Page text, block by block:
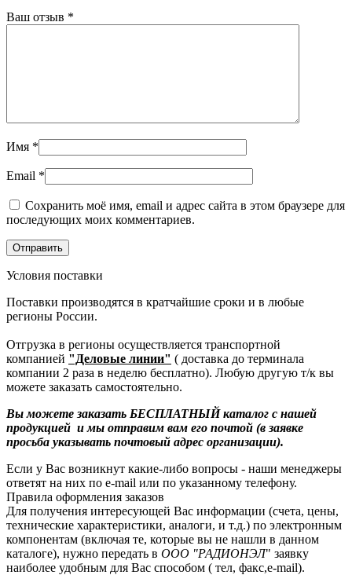
Ваш отзыв *
Имя *
Email *
Сохранить моё имя, email и адрес сайта в этом браузере для
последующих моих комментариев.
Условия поставки
Поставки производятся в кратчайшие сроки и в любые
регионы России.
Отгрузка в регионы осуществляется транспортной
компанией "Деловые линии" ( доставка до терминала
компании 2 раза в неделю бесплатно). Любую другую т/к вы
можете заказать самостоятельно.
Вы можете заказать БЕСПЛАТНЫЙ каталог с нашей
продукцией и мы отправим вам его почтой (в заявке
просьба указывать почтовый адрес организации).
Если у Вас возникнут какие-либо вопросы - наши менеджеры
ответят на них по e-mail или по указанному телефону.
Правила оформления заказов
Для получения интересующей Вас информации (счета, цены,
технические характеристики, аналоги, и т.д.) по электронным
компонентам (включая те, которые вы не нашли в данном
каталоге), нужно передать в ООО "РАДИОНЭЛ" заявку
наиболее удобным для Вас способом ( тел, факс,e-mail).